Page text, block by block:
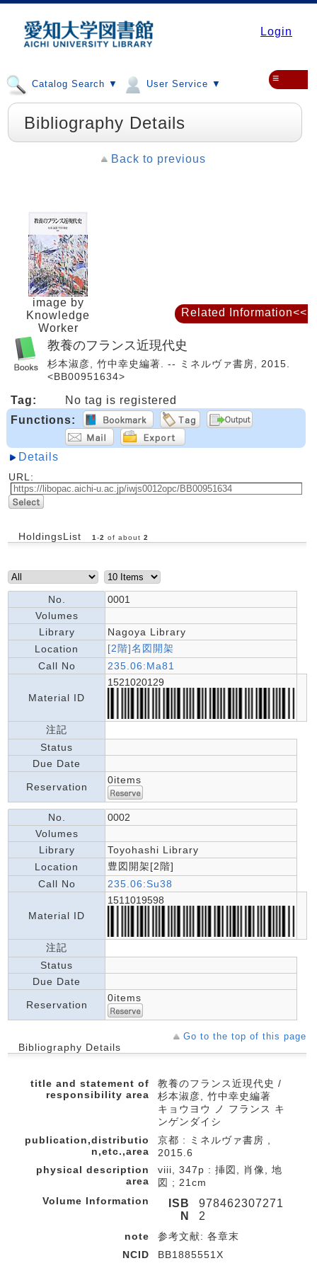
Login
Catalog Search ▼ User Service ▼ ≡
Bibliography Details
Back to previous
image by
Knowledge
Worker
教養のフランス近現代史
杉本淑彦, 竹中幸史編著. -- ミネルヴァ書房, 2015.
<BB00951634>
Tag:
No tag is registered
Functions:
Details
URL:
HoldingsList 1 -2 of about 2
No.
0001
Volumes
Library
Nagoya Library
Location
[2階]名図開架
Call No
235.06:Ma81
Material ID
1521020129
注記
Status
Due Date
Reservation
0items
No.
0002
Volumes
Library
Toyohashi Library
Location
豊図開架[2階]
Call No
235.06:Su38
Material ID
1511019598
注記
Status
Due Date
Reservation
0items
Go to the top of this page
Bibliography Details
title and statement of
responsibility area
教養のフランス近現代史 /
杉本淑彦, 竹中幸史編著
キョウヨウ ノ フランス キ
ンゲンダイシ
publication,distributio
n,etc.,area
京都 : ミネルヴァ書房 ,
2015.6
physical description
area
viii, 347p : 挿図, 肖像, 地
図 ; 21cm
Volume Information
ISB
N
978462307271
2
note
参考文献: 各章末
NCID
BB1885551X
Related Information<<